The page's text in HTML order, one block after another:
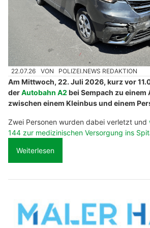
22.07.26 VON POLIZEI.NEWS REDAKTION
Am Mittwoch, 22. Juli 2026, kurz vor
derAutobahn A2 bei Sempach zu
zwischen einem Kleinbus und einem
Zwei Personen wurden dabei verletzt und
144 zur medizinischen Versorgung ins
Weiterlesen